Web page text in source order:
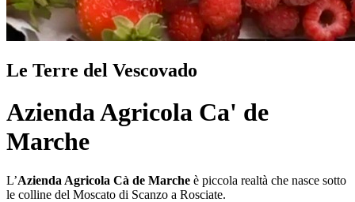
Le Terre del Vescovado
Azienda Agricola Ca' de
Marche
L’Azienda Agricola Cà de Marche è piccola realtà che nasce sotto
le colline del Moscato di Scanzo a Rosciate.